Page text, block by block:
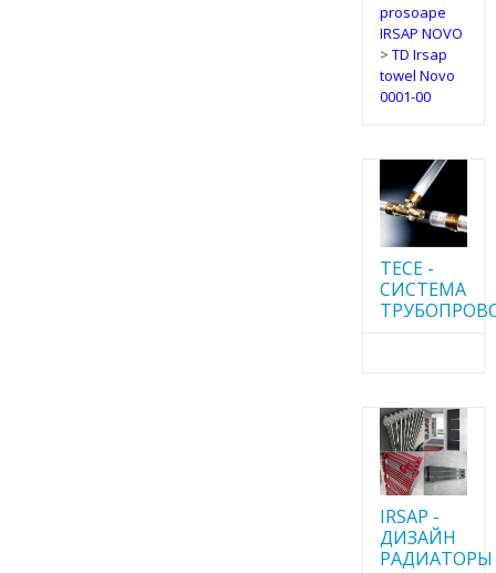
prosoape
IRSAP NOVO
> TD Irsap
towel Novo
0001-00
TECE -
CИСТЕМА
IRSAP -
ДИЗАЙН
РАДИАТОРЫ